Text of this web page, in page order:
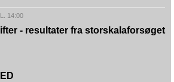
14:00
- resultater fra storskalaforsøget